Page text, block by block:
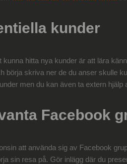
kunder
kunna hitta nya kunder är att lära
börja skriva ner de du anser skulle
men du kan även ta extern
Facebook
att använda sig av Facebook
sin resa på. Gör inlägg där du